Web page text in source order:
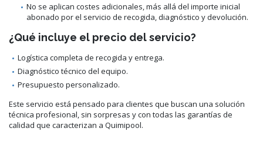
No se aplican costes adicionales, más allá del importe inicial
abonado por el servicio de recogida, diagnóstico y devolución.
¿Qué incluye el precio del servicio?
Logística completa de recogida y entrega.
Diagnóstico técnico del equipo.
Presupuesto personalizado.
Este servicio está pensado para clientes que buscan una solución
técnica profesional, sin sorpresas y con todas las garantías de
calidad que caracterizan a Quimipool.